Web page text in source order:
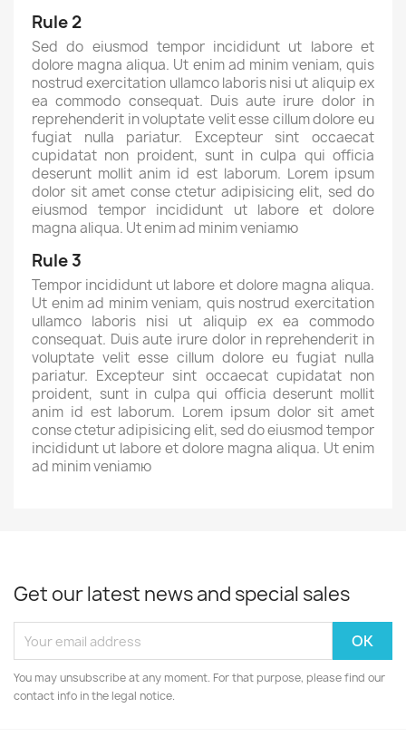
Rule 2
Sed do eiusmod tempor incididunt ut labore et
dolore magna aliqua. Ut enim ad minim veniam, quis
nostrud exercitation ullamco laboris nisi ut aliquip ex
ea commodo consequat. Duis aute irure dolor in
reprehenderit in voluptate velit esse cillum dolore eu
fugiat nulla pariatur. Excepteur sint occaecat
cupidatat non proident, sunt in culpa qui officia
deserunt mollit anim id est laborum. Lorem ipsum
dolor sit amet conse ctetur adipisicing elit, sed do
eiusmod tempor incididunt ut labore et dolore
magna aliqua. Ut enim ad minim veniamю
Rule 3
Tempor incididunt ut labore et dolore magna aliqua.
Ut enim ad minim veniam, quis nostrud exercitation
ullamco laboris nisi ut aliquip ex ea commodo
consequat. Duis aute irure dolor in reprehenderit in
voluptate velit esse cillum dolore eu fugiat nulla
pariatur. Excepteur sint occaecat cupidatat non
proident, sunt in culpa qui officia deserunt mollit
anim id est laborum. Lorem ipsum dolor sit amet
conse ctetur adipisicing elit, sed do eiusmod tempor
incididunt ut labore et dolore magna aliqua. Ut enim
ad minim veniamю
Get our latest news and special sales
You may unsubscribe at any moment. For that purpose, please find our
contact info in the legal notice.